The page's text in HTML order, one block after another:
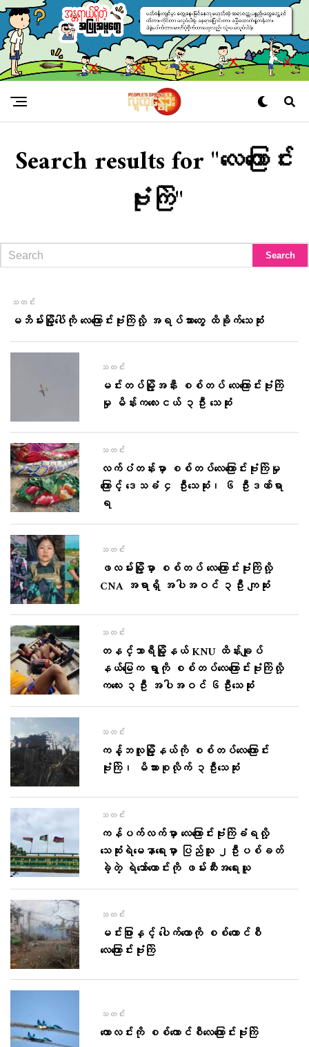
Search results for "လေကြောင်း
ဗုံးကြဲ"
သတင်း
မဘိမ်းမြို့ပေါ်ကို လေကြောင်းဗုံးကြဲလို့ အရပ်သားတွေ ထိခိုက်သေဆုံး
သတင်း
မင်းတပ်မြို့အနီး စစ်တပ် လေကြောင်းဗုံးကြဲ
မှု မိန်းကလေးငယ် ၃ဦး သေဆုံး
သတင်း
လက်ပံတန်းမှာ စစ်တပ်လေကြောင်းဗုံးကြဲမှု
ကြောင့် ဒေသခံ ၄ ဦးသေဆုံး၊ ၆ ဦးဒဏ်ရာ
ရ
သတင်း
ဖလမ်းမြို့မှာ စစ်တပ် လေကြောင်းဗုံးကြဲလို့
CNA အရာရှိ အပါအဝင် ၃ဦး ကျဆုံး
သတင်း
တနင်္သာရီမြို့နယ် KNU ထိန်းချုပ်
နယ်မြေက ရွာကို စစ်တပ်လေကြောင်းဗုံးကြဲလို့
ကလေး ၃ဦး အပါအဝင် ၆ဦးသေဆုံး
သတင်း
ကန့်ဘလူမြို့နယ်ကို စစ်တပ်လေကြောင်း
ဗုံးကြဲ၊ မိသားစုလိုက် ၃ဦးသေဆုံး
သတင်း
ကန်ပက်လက်မှာ လေကြောင်းဗုံးကြဲခံရလို့
သေဆုံးရဲမေနာရေးမှာ ပြည်သူ ၂ဦးပစ်ခတ်
ခဲ့တဲ့ ရဲဘော်ဟောင်းကို ဖမ်းဆီးအရေးယူ
သတင်း
မင်းပြားနှင့် ပေါက်တောကို စစ်ကောင်စီ
လေကြောင်းဗုံးကြဲ
သတင်း
ကောလင်းကို စစ်ကောင်စီလေကြောင်းဗုံးကြဲ